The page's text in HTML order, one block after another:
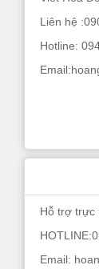
Liên hệ
Hotline:
Hỗ trợ trực
Email: